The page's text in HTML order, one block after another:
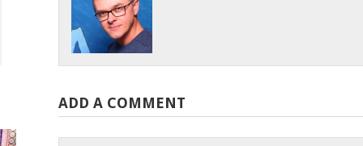
ADD A COMMENT